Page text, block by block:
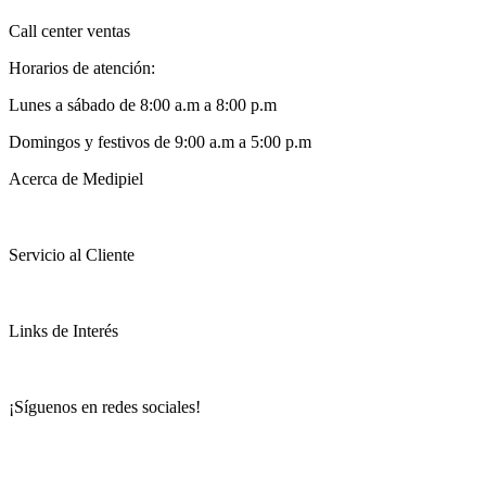
Call center ventas
Horarios de atención:
Lunes a sábado de 8:00 a.m a 8:00 p.m
Domingos y festivos de 9:00 a.m a 5:00 p.m
Acerca de Medipiel
Servicio al Cliente
Links de Interés
¡Síguenos en redes sociales!